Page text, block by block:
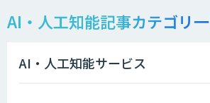
AI・人工知能記事カテゴリ
AI・人工知能サービス